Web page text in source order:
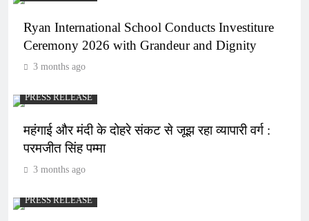
Ryan International School Conducts Investiture
Ceremony 2026 with Grandeur and Dignity
3 months ago
PRESS RELEASE
महंगाई और मंदी के दोहरे संकट से जूझ रहा व्यापारी वर्ग :
परमजीत सिंह पम्मा
3 months ago
PRESS RELEASE